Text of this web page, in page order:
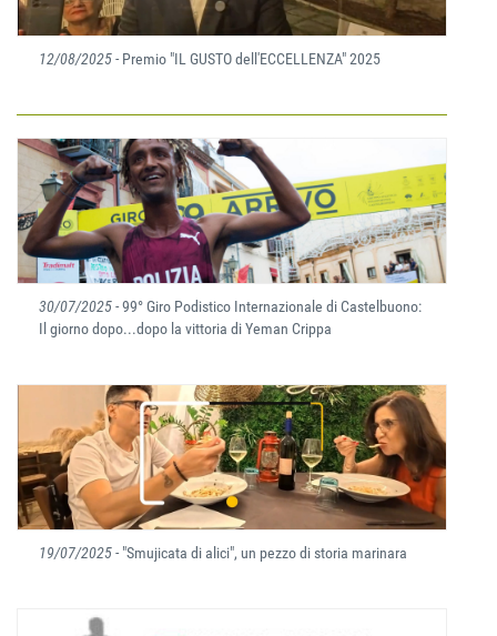
12/08/2025- Premio "IL GUSTO dell'ECCELLENZA" 2025
30/07/2025- 99° Giro Podistico Internazionale di Castelbuono:
Il giorno dopo...dopo la vittoria di Yeman Crippa
19/07/2025- "Smujicata di alici", un pezzo di storia marinara